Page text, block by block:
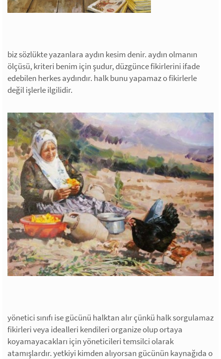
biz sözlükte yazanlara aydın kesim denir. aydın olmanın
ölçüsü, kriteri benim için şudur, düzgünce fikirlerini ifade
edebilen herkes aydındır. halk bunu yapamaz o fikirlerle
değil işlerle ilgilidir.
yönetici sınıfı ise gücünü halktan alır çünkü halk sorgulamaz
fikirleri veya idealleri kendileri organize olup ortaya
koyamayacakları için yöneticileri temsilci olarak
atamışlardır. yetkiyi kimden alıyorsan gücünün kaynağıda o